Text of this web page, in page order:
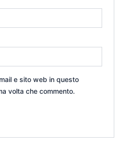
e sito web in questo
volta che commento.